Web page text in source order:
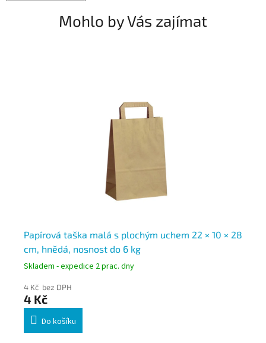
Mohlo by Vás zajímat
Papírová taška malá s plochým uchem 22 × 10 × 28
cm, hnědá, nosnost do 6 kg
Skladem - expedice 2 prac. dny
4 Kč bez DPH
4 Kč
Do košíku